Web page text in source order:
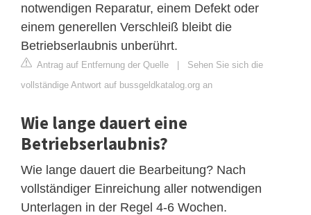
notwendigen Reparatur, einem Defekt oder
einem generellen Verschleiß bleibt die
Betriebserlaubnis unberührt.
Antrag auf Entfernung der Quelle | Sehen Sie sich die
vollständige Antwort auf bussgeldkatalog.org an
Wie lange dauert eine
Betriebserlaubnis?
Wie lange dauert die Bearbeitung? Nach
vollständiger Einreichung aller notwendigen
Unterlagen in der Regel 4-6 Wochen.